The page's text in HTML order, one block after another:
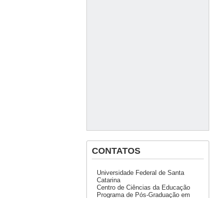
CONTATOS
Universidade Federal de Santa
Catarina
Centro de Ciências da Educação
Programa de Pós-Graduação em